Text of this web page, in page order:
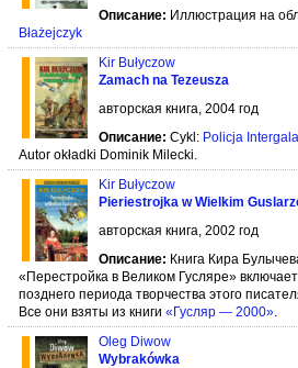
Описание: Иллюстрация на
Błażejczyk
Kir Bułyczow
Zamach na Tezeusza
авторская книга, 2004 год
Описание: Cykl: Policja
Autor okładki Dominik Milecki.
Kir Bułyczow
Pieriestrojka w Wielkim
авторская книга, 2002 год
Описание: Книга Кира
«Перестройка в Великом Гусляре»
позднего периода творчества этого
Все они взяты из книги «Гусляр — 2000».
Oleg Diwow
Wybrakówka